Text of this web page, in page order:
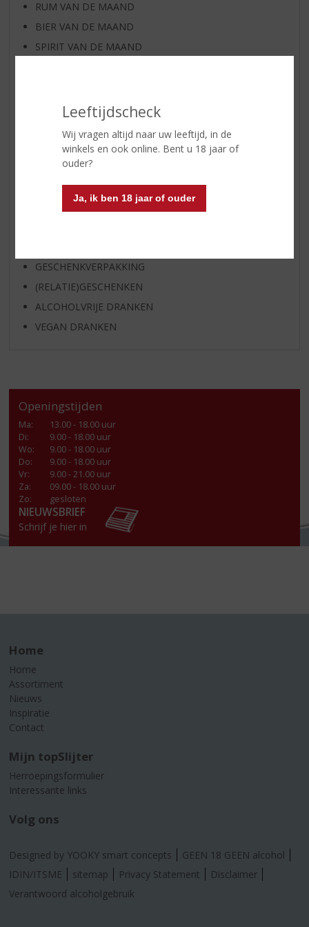
Leeftijdscheck
Wij vragen altijd naar uw leeftijd, in de
winkels en ook online. Bent u 18 jaar of
ouder?
Ja, ik ben 18 jaar of ouder
RUM VAN DE MAAND
BIER VAN DE MAAND
SPIRIT VAN DE MAAND
WHISKY
APERITIEF
GEDISTILLEERD OVERIG
SHOTJES
KANT EN KLAAR
GESCHENKVERPAKKING
(RELATIE)GESCHENKEN
ALCOHOLVRIJE DRANKEN
VEGAN DRANKEN
Openingstijden
Ma:
13.00 - 18.00 uur
Di:
9.00 - 18.00 uur
Wo:
9.00 - 18.00 uur
Do:
9.00 - 18.00 uur
Vr:
9.00 - 21.00 uur
Za:
09.00 - 18.00 uur
Zo:
gesloten
NIEUWSBRIEF
Schrijf je hier in
Home
Home
Assortiment
Nieuws
Inspiratie
Contact
Mijn topSlijter
Herroepingsformulier
Interessante links
Volg ons
Designed by YOOKY smart concepts
GEEN 18 GEEN alcohol
IDIN/ITSME
sitemap Privacy Statement
Disclaimer
Verantwoord alcoholgebruik